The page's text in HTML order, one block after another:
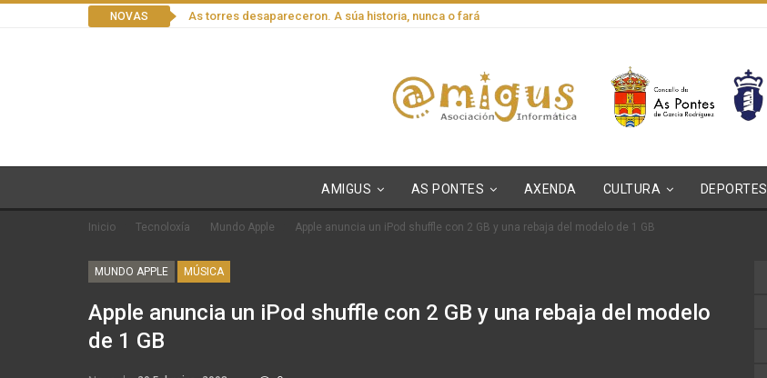
NOVAS As torres desapareceron. A súa historia, nunca o fará
AMIGUS AS PONTES AXENDA CULTURA DEPORTES
Inicio Tecnoloxía Mundo Apple Apple anuncia un iPod shuffle con 2 GB y una rebaja del modelo de 1 GB
MUNDO APPLE MÚSICA
Apple anuncia un iPod shuffle con 2 GB y una rebaja del modelo
de 1 GB